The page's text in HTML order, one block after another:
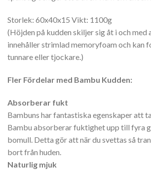
Storlek: 60x40x15 Vikt: 1100g
(Höjden på kudden skiljer sig åt i och med
innehåller strimlad memoryfoam och kan
tunnare eller tjockare.)
Fler Fördelar med Bambu Kudden:
Absorberar fukt
Bambuns har fantastiska egenskaper att
Bambu absorberar fuktighet upp till fyra
bomull. Detta gör att när du svettas så
bort från huden.
Naturlig mjuk